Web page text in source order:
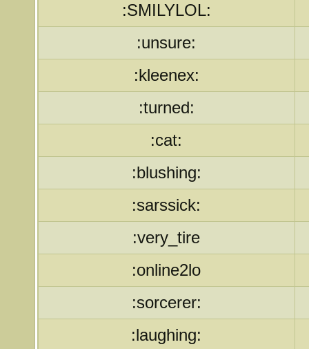
:SMILYLOL:
:unsure:
:kleenex:
:turned:
:cat:
:blushing:
:sarssick:
:very_tire
:online2lo
:sorcerer:
:laughing: